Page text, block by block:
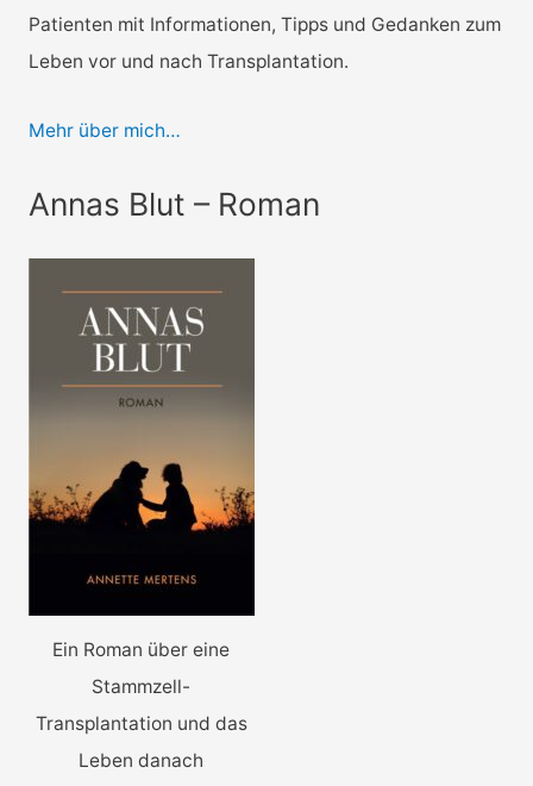
Patienten mit Informationen, Tipps und Gedanken zum
Leben vor und nach Transplantation.
Mehr über mich…
Annas Blut – Roman
Ein Roman über eine
Stammzell-
Transplantation und das
Leben danach